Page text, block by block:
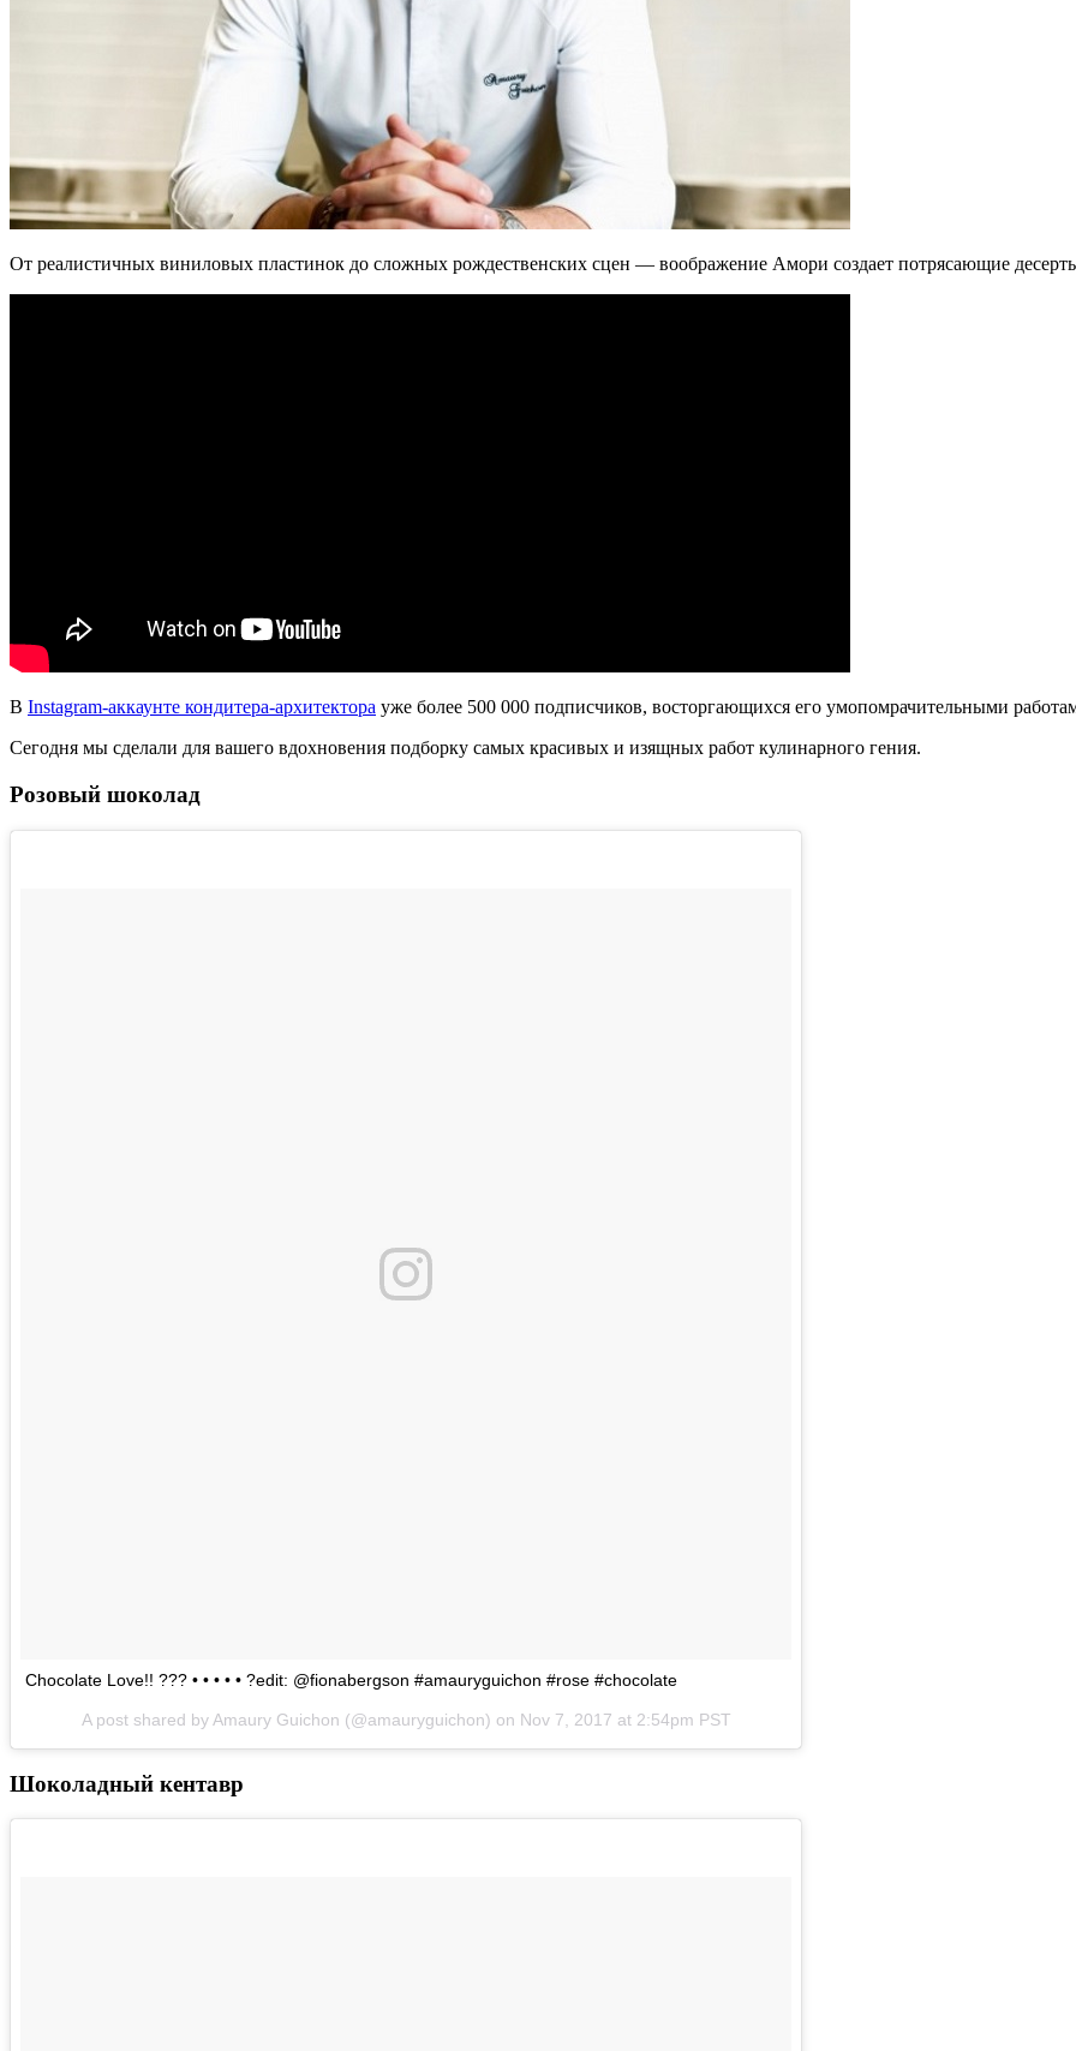
От реалистичных виниловых пластинок до сложных рождественских сцен — воображение Амори создает потрясающие
В Instagram-аккаунте кондитера-архитектора уже более 500 000 подписчиков, восторгающихся его умопомрачительными
Сегодня мы сделали для вашего вдохновения подборку самых красивых и изящных работ кулинарного гения.
Розовый шоколад
Chocolate Love!! ??? • • • • • ?edit: @fionabergson #amauryguichon #rose #chocolate
A post shared by Amaury Guichon (@amauryguichon) on Nov 7, 2017 at 2:54pm PST
Шоколадный кентавр